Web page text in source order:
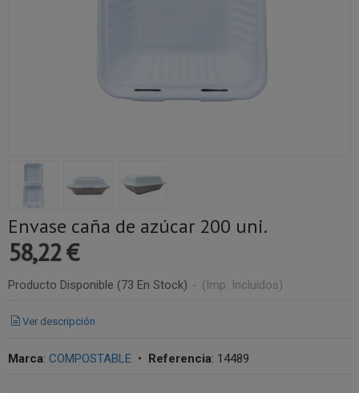
Envase caña de azúcar 200 uni.
58,22 €
Producto Disponible (73 En Stock) - (Imp. Incluidos)
Ver descripción
Marca: COMPOSTABLE • Referencia: 14489